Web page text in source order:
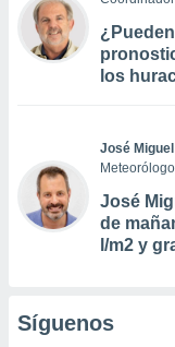
los
José
Meteorólogo
José
de
l/m2 y
Síguenos